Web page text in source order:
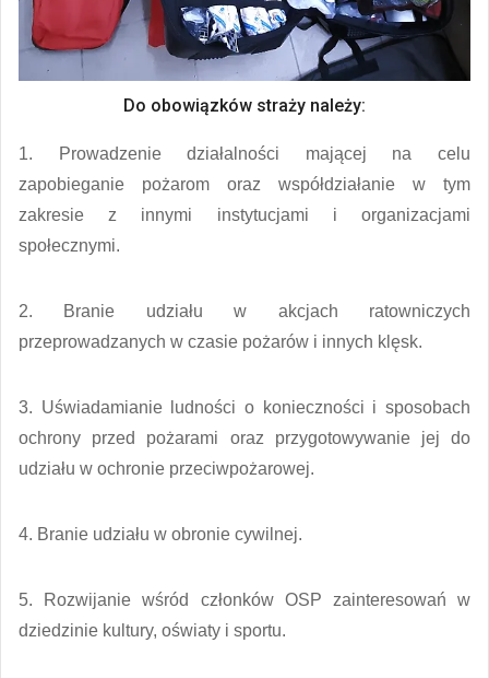
Do obowiązków straży należy:
1. Prowadzenie działalności mającej na celu
zapobieganie pożarom oraz współdziałanie w tym
zakresie z innymi instytucjami i organizacjami
społecznymi.
2. Branie udziału w akcjach ratowniczych
przeprowadzanych w czasie pożarów i innych klęsk.
3. Uświadamianie ludności o konieczności i sposobach
ochrony przed pożarami oraz przygotowywanie jej do
udziału w ochronie przeciwpożarowej.
4. Branie udziału w obronie cywilnej.
5. Rozwijanie wśród członków OSP zainteresowań w
dziedzinie kultury, oświaty i sportu.